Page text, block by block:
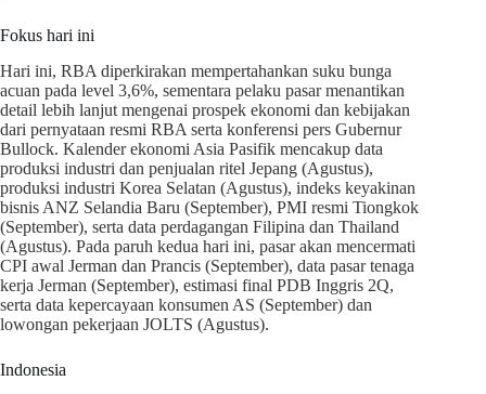
Fokus hari ini
Hari ini, RBA diperkirakan mempertahankan suku bunga
acuan pada level 3,6%, sementara pelaku pasar menantikan
detail lebih lanjut mengenai prospek ekonomi dan kebijakan
dari pernyataan resmi RBA serta konferensi pers Gubernur
Bullock. Kalender ekonomi Asia Pasifik mencakup data
produksi industri dan penjualan ritel Jepang (Agustus),
produksi industri Korea Selatan (Agustus), indeks keyakinan
bisnis ANZ Selandia Baru (September), PMI resmi Tiongkok
(September), serta data perdagangan Filipina dan Thailand
(Agustus). Pada paruh kedua hari ini, pasar akan mencermati
CPI awal Jerman dan Prancis (September), data pasar tenaga
kerja Jerman (September), estimasi final PDB Inggris 2Q,
serta data kepercayaan konsumen AS (September) dan
lowongan pekerjaan JOLTS (Agustus).
Indonesia